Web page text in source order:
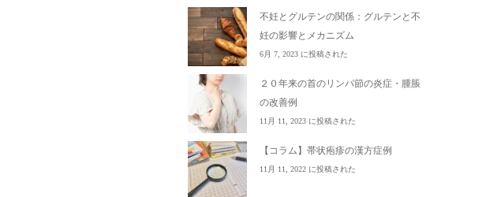
不妊とグルテンの関係：グルテンと不
妊の影響とメカニズム
6月 7, 2023 に投稿された
２０年来の首のリンパ節の炎症・腫脹
の改善例
11月 11, 2023 に投稿された
【コラム】帯状疱疹の漢方症例
11月 11, 2022 に投稿された